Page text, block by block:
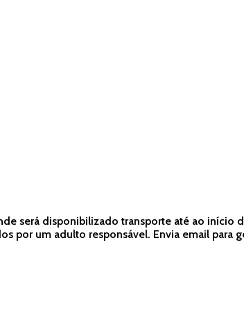
será disponibilizado transporte até ao
por um adulto responsável. Envia email